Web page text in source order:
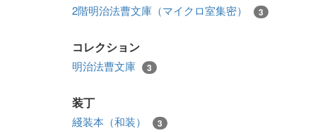
2階明治法曹文庫（マイクロ室集密） 3
コレクション
明治法曹文庫 3
装丁
綫装本（和装） 3